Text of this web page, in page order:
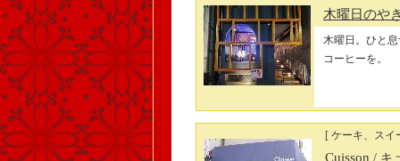
木曜日のや
木曜日。ひと
コーヒーを。
[ ケーキ、スイ
Cuisson / キ